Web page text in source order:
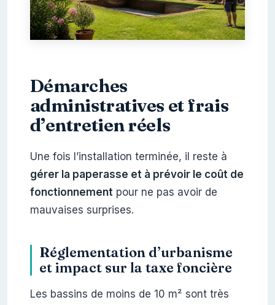
Démarches
administratives et frais
d’entretien réels
Une fois l’installation terminée, il reste à
gérer la paperasse et à prévoir le coût de
fonctionnementpour ne pas avoir de
mauvaises surprises.
Réglementation d’urbanisme
et impact sur la taxe foncière
Les bassins de moins de 10 m² sont très